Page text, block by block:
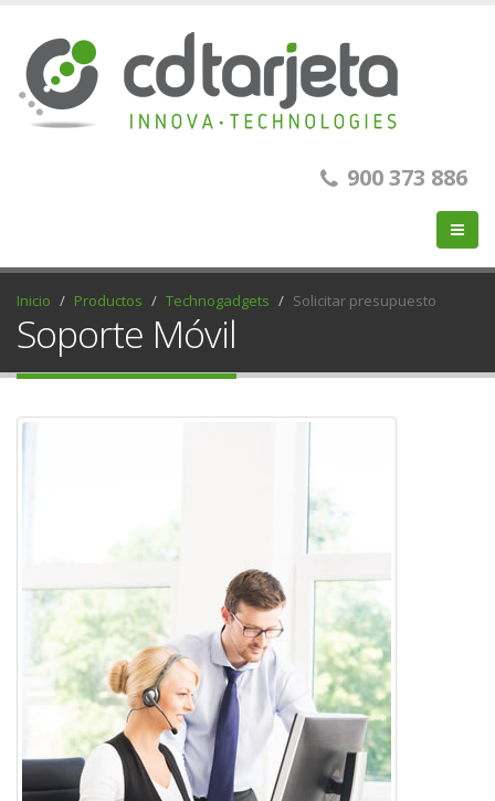
900 373 886
Inicio Productos Technogadgets Solicitar presupuesto
Soporte Móvil